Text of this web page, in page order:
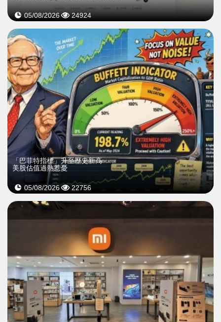
05/08/2026 24924
「巴菲特指標」升至歷史新高
美股估值過熱惹憂
05/08/2026 22756